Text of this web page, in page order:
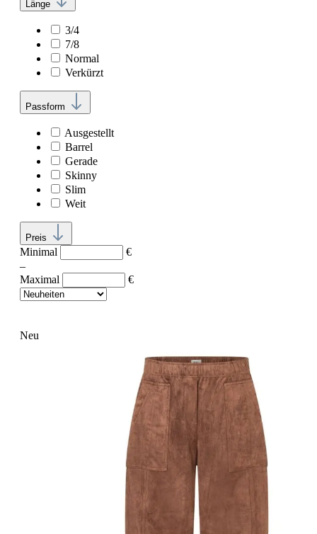
Länge
3/4
7/8
Normal
Verkürzt
Passform
Ausgestellt
Barrel
Gerade
Skinny
Slim
Weit
Preis
Minimal
€
–
Maximal
€
Neu